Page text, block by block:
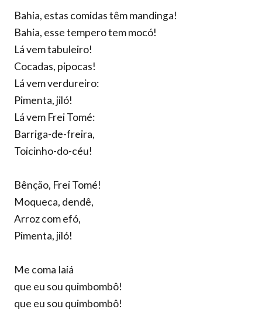
Bahia, estas comidas têm mandinga!
Bahia, esse tempero tem mocó!
Lá vem tabuleiro!
Cocadas, pipocas!
Lá vem verdureiro:
Pimenta, jiló!
Lá vem Frei Tomé:
Barriga-de-freira,
Toicinho-do-céu!
Bênção, Frei Tomé!
Moqueca, dendê,
Arroz com efó,
Pimenta, jiló!
Me coma Iaiá
que eu sou quimbombô!
que eu sou quimbombô!